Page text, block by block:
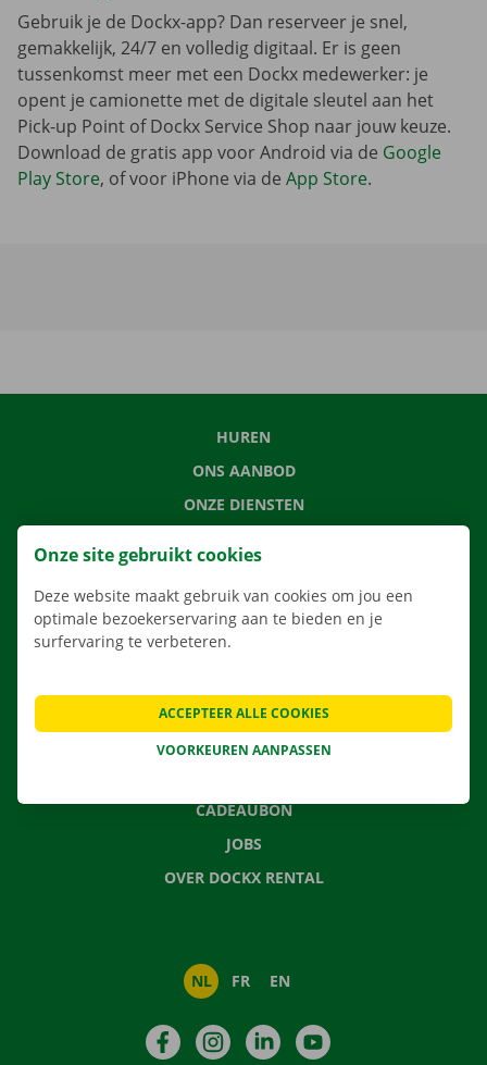
Gebruik je de Dockx-app? Dan reserveer je snel,
gemakkelijk, 24/7 en volledig digitaal. Er is geen
tussenkomst meer met een Dockx medewerker: je
opent je camionette met de digitale sleutel aan het
Pick-up Point of Dockx Service Shop naar jouw keuze.
Download de gratis app voor Android via de Google
Play Store, of voor iPhone via de App Store.
HUREN
ONS AANBOD
ONZE DIENSTEN
VERHUISOPLOSSINGEN
CONTACTEER ONS
VEELGESTELDE VRAGEN
CADEAUBON
JOBS
OVER DOCKX RENTAL
NL FR EN
FacebookInstagramLinkedIn
Onze site gebruikt cookies
Deze website maakt gebruik van cookies om jou een
optimale bezoekerservaring aan te bieden en je
surfervaring te verbeteren.
VOORKEUREN AANPASSEN
ACCEPTEER ALLE COOKIES